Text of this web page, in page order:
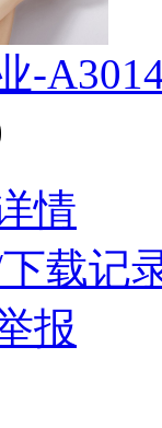
-
情
载记
报